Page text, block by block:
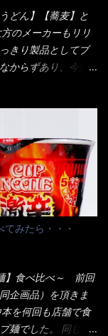
ますので・・・と
嫌うんだな！？こ
うけど・・・出て
バジル香る、タイ
、辛味剤・酢・ナ
も流石にファミレ
かいらーくグルー
るか？を見るだけ
です。 肉は通常チ
なミンチではな
コクでは、卵は固
、これは日本風
【スパイスガール
粉末をよく掛け辛
どん】【蕎麦】と
のメーカーもリリ
きり製品としてブ
からずあり、今回
の？ 確かに販売価
り天ぷらそばは98円
何が違うか・・・
較（相手に含まれ
ん(小麦粉(国内製
とろろ芋、卵白)、
料(砂糖、食塩、し
料、ねぎ、香味油
ルシウム、カラメ
、酸化防止剤(ビタ
、ビタミンB2、ビ
部にえび・小麦・
みたら・・・
】食べ比べ～ 前回
企画品）を頂きま
を何回も店舗で食
麺でした。 同じ日